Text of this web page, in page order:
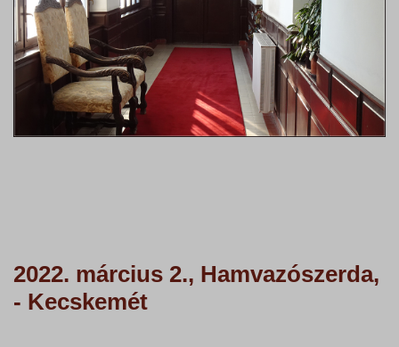
2022. március 2., Hamvazószerda,
- Kecskemét